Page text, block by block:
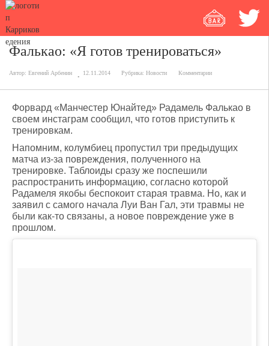
Фалькао: «Я готов тренироваться»
Автор: Евгений Арбенин 12.11.2014 Рубрика: Новости Комментарии
Форвард «Манчестер Юнайтед» Радамель Фалькао в
своем инстаграм сообщил, что готов приступить к
тренировкам.
Напомним, колумбиец пропустил три предыдущих
матча из-за повреждения, полученного на
тренировке. Таблоиды сразу же поспешили
распространить информацию, согласно которой
Радамеля якобы беспокоит старая травма. Но, как и
заявил с самого начала Луи Ван Гал, эти травмы не
были как-то связаны, а новое повреждение уже в
прошлом.